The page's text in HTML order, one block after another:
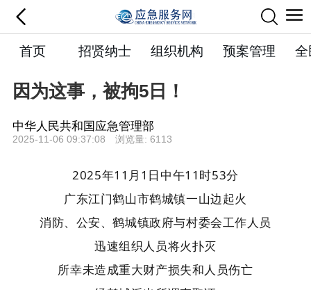
首页 招贤纳士 组织机构 预案管理
因为这事，被拘5日！
中华人民共和国应急管理部
2025-11-06 09:37:08 浏览量: 6113
2025年11月1日中午11时53分
广东江门鹤山市鹤城镇一山边起火
消防、公安、鹤城镇政府与村委会工作人员
迅速组织人员将火扑灭
所幸未造成重大财产损失和人员伤亡